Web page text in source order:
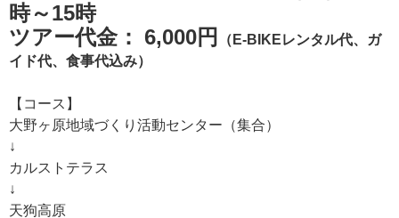
時～15時
ツアー代金： 6,000円
（E-BIKEレンタル代、ガ
イド代、食事代込み）
【コース】
大野ヶ原地域づくり活動センター（集合）
↓
カルストテラス
↓
天狗高原